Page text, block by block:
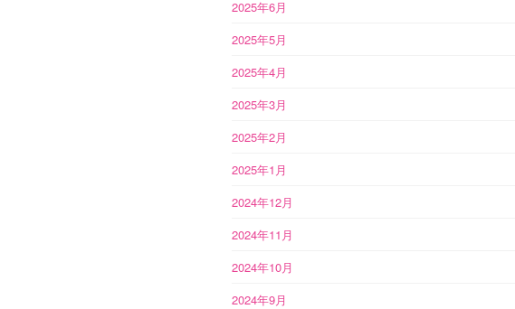
2025年6月
2025年5月
2025年4月
2025年3月
2025年2月
2025年1月
2024年12月
2024年11月
2024年10月
2024年9月